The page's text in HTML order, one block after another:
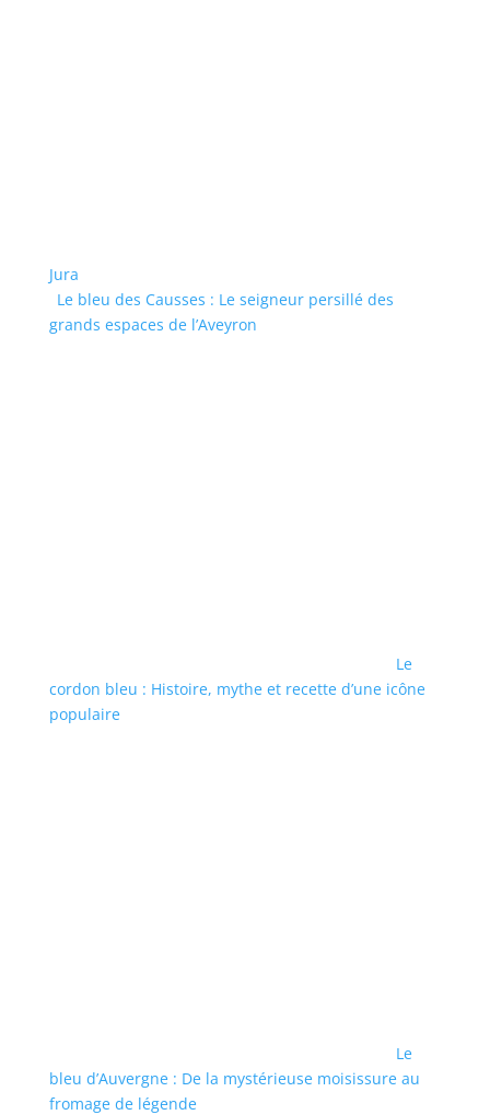
Jura
Le bleu des Causses : Le seigneur persillé des
grands espaces de l’Aveyron
Le
cordon bleu : Histoire, mythe et recette d’une icône
populaire
Le
bleu d’Auvergne : De la mystérieuse moisissure au
fromage de légende